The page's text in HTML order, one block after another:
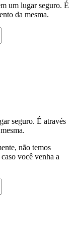
um lugar seguro. É
da mesma.
seguro. É através
não temos
você venha a